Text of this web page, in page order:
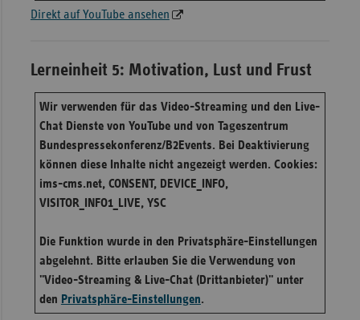
Direkt auf YouTube ansehen
Lerneinheit 5: Motivation, Lust und Frust
Wir verwenden für das Video-Streaming und den Live-
Chat Dienste von YouTube und von Tageszentrum
Bundespressekonferenz/B2Events. Bei Deaktivierung
können diese Inhalte nicht angezeigt werden. Cookies:
ims-cms.net, CONSENT, DEVICE_INFO,
VISITOR_INFO1_LIVE, YSC
Die Funktion wurde in den Privatsphäre-Einstellungen
abgelehnt. Bitte erlauben Sie die Verwendung von
"Video-Streaming & Live-Chat (Drittanbieter)" unter
den Privatsphäre-Einstellungen.